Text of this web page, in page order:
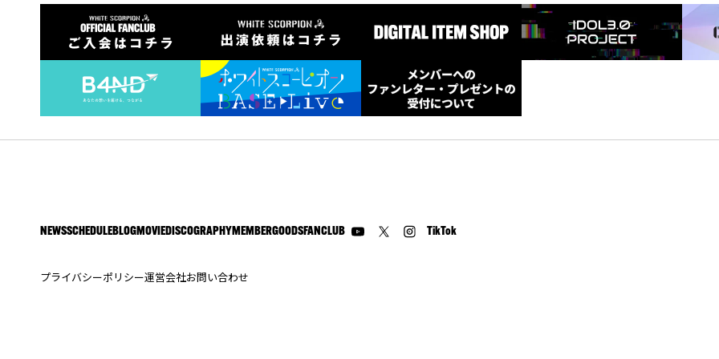
NEWSSCHEDULE BLOGMOVIE DISCOGRAPHY MEMBERGOODS FANCLUB TikTok
プライバシーポリシー運営会社お問い合わせ